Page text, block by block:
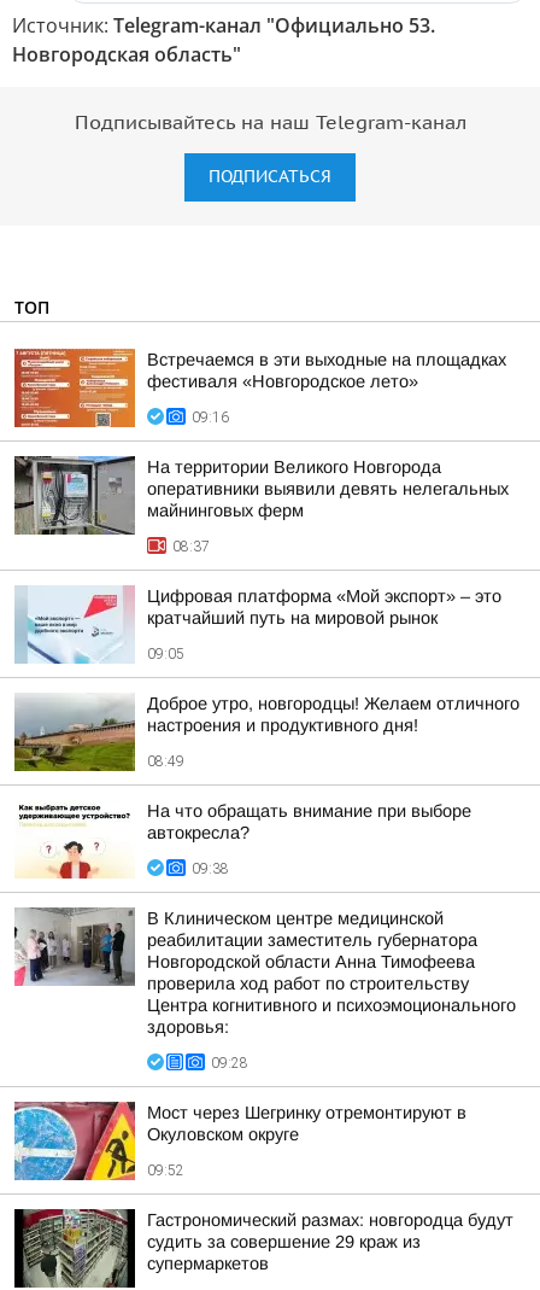
Источник: Telegram-канал "Официально 53.
Новгородская область"
Подписывайтесь на наш Telegram-канал
ПОДПИСАТЬСЯ
ТОП
Встречаемся в эти выходные на площадках
фестиваля «Новгородское лето»
09:16
На территории Великого Новгорода
оперативники выявили девять нелегальных
майнинговых ферм
08:37
Цифровая платформа «Мой экспорт» – это
кратчайший путь на мировой рынок
09:05
Доброе утро, новгородцы! Желаем отличного
настроения и продуктивного дня!
08:49
На что обращать внимание при выборе
автокресла?
09:38
В Клиническом центре медицинской
реабилитации заместитель губернатора
Новгородской области Анна Тимофеева
проверила ход работ по строительству
Центра когнитивного и психоэмоционального
здоровья:
09:28
Мост через Шегринку отремонтируют в
Окуловском округе
09:52
Гастрономический размах: новгородца будут
судить за совершение 29 краж из
супермаркетов